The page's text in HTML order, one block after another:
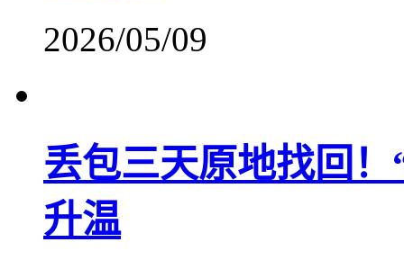
2026/05/09
丢包三天原地找回
升温